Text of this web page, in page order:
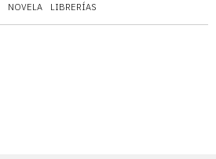
NOVELA LIBRERÍAS